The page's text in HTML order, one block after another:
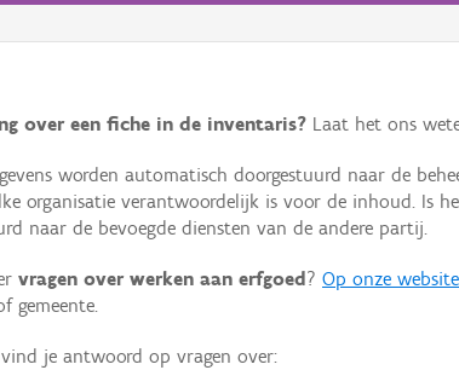
over een fiche in de inventaris? Laat het ons
worden automatisch doorgestuurd naar de
organisatie verantwoordelijk is voor de inhoud. Is
naar de bevoegde diensten van de andere partij.
vragen over werken aan erfgoed ? Op onze
gemeente.
vind je antwoord op vragen over: